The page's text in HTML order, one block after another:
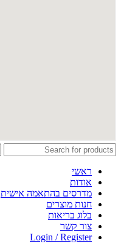
ראשי
אודות
מדרסים בהתאמה אישית
חנות מוצרים
בלוג בריאות
צור קשר
Login / Register